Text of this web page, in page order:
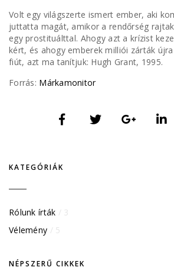
Volt egy világszerte ismert ember, aki
juttatta magát, amikor a rendőrség
egy prostituálttal. Ahogy azt a krízist
kért, és ahogy emberek milliói zárták
fiút, azt ma tanítjuk: Hugh Grant, 1995.
Forrás: Márkamonitor
KATEGÓRIÁK
Rólunk írták / 3
Vélemény / 5
NÉPSZERŰ CIKKEK